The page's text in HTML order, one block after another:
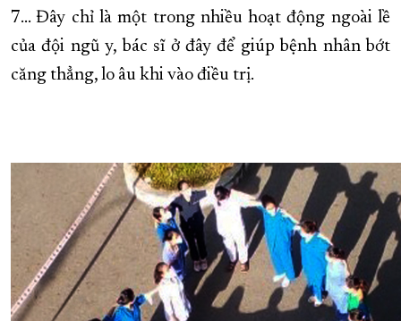
7… Đây chỉ là một trong nhiều hoạt động ngoài lề
của đội ngũ y, bác sĩ ở đây để giúp bệnh nhân bớt
căng thẳng, lo âu khi vào điều trị.